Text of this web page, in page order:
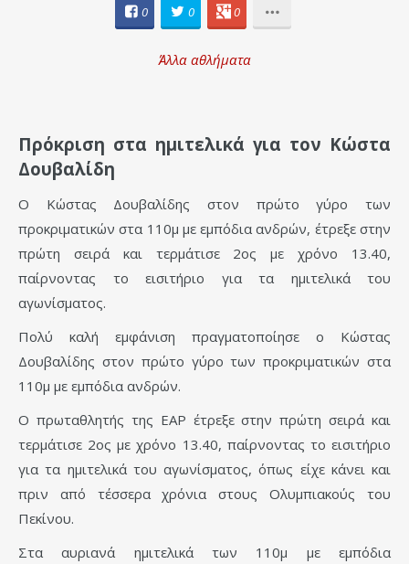
0 0 0
Άλλα αθλήματα
Πρόκριση στα ημιτελικά για τον Κώστα
Δουβαλίδη
Ο Κώστας Δουβαλίδης στον πρώτο γύρο των
προκριματικών στα 110μ με εμπόδια ανδρών, έτρεξε στην
πρώτη σειρά και τερμάτισε 2ος με χρόνο 13.40,
παίρνοντας το εισιτήριο για τα ημιτελικά του
αγωνίσματος.
Πολύ καλή εμφάνιση πραγματοποίησε ο Κώστας
Δουβαλίδης στον πρώτο γύρο των προκριματικών στα
110μ με εμπόδια ανδρών.
Ο πρωταθλητής της ΕΑΡ έτρεξε στην πρώτη σειρά και
τερμάτισε 2ος με χρόνο 13.40, παίρνοντας το εισιτήριο
για τα ημιτελικά του αγωνίσματος, όπως είχε κάνει και
πριν από τέσσερα χρόνια στους Ολυμπιακούς του
Πεκίνου.
Στα αυριανά ημιτελικά των 110μ με εμπόδια